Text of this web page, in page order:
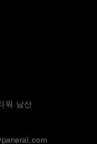
워 남산